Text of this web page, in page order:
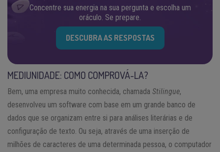
Concentre sua energia na sua pergunta e escolha um
oráculo. Se prepare.
DESCUBRA AS RESPOSTAS
MEDIUNIDADE: COMO COMPROVÁ-LA?
Bem, uma empresa muito conhecida, chamada Stilingue,
desenvolveu um software com base em um grande banco de
dados que se organizam entre si para análises literárias e de
configuração de texto. Ou seja, através de uma inserção de
milhões de caracteres de uma determinada pessoa, o computador